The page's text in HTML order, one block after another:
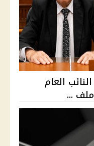
تناشد النائب العام
...